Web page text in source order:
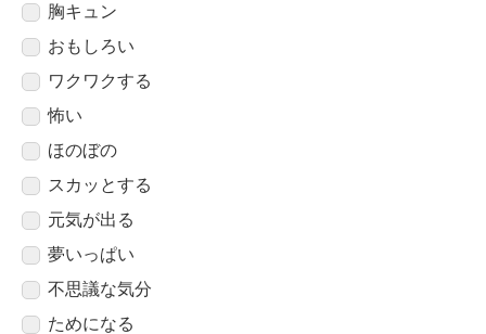
胸キュン
おもしろい
ワクワクする
怖い
ほのぼの
スカッとする
元気が出る
夢いっぱい
不思議な気分
ためになる